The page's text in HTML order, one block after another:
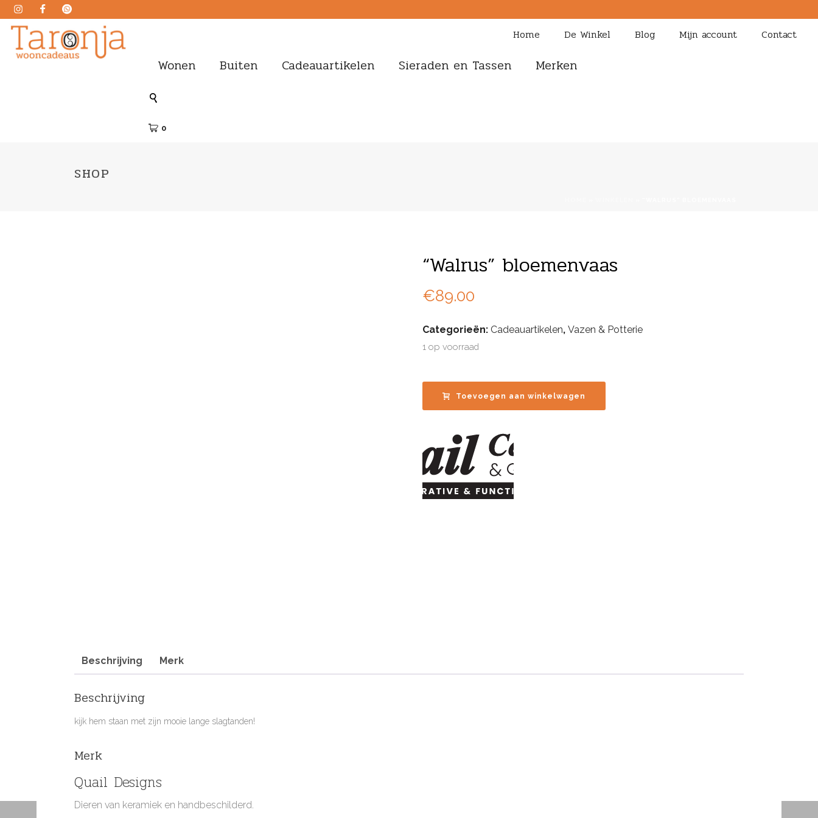
Home De Winkel Blog Mijn account Contact
Wonen Buiten Cadeauartikelen Sieraden en Tassen Merken
0
SHOP
“Walrus” bloemenvaas
€89.00
Categorieën: Cadeauartikelen, Vazen & Potterie
1 op voorraad
Toevoegen aan winkelwagen
Beschrijving Merk
Beschrijving
kijk hem staan met zijn mooie lange slagtanden!
Merk
Quail Designs
Dieren van keramiek en handbeschilderd.